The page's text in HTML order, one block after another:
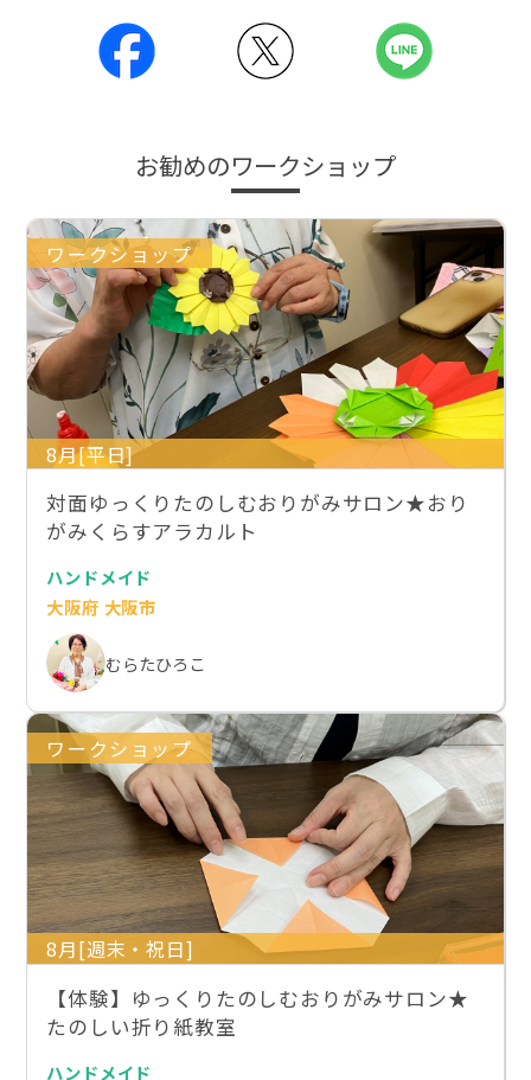
お勧めのワークショップ
ワークショップ
8月[平日]
対面ゆっくりたのしむおりがみサロン★おり
がみくらすアラカルト
ハンドメイド
大阪府 大阪市
むらたひろこ
ワークショップ
8月[週末・祝日]
【体験】ゆっくりたのしむおりがみサロン★
たのしい折り紙教室
ハンドメイド